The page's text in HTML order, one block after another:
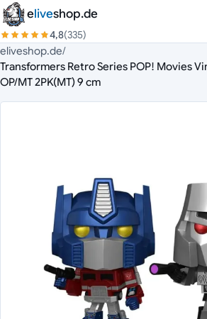
Zum Inhalt springen
eliveshop.de
4,8(335)
eliveshop.de/
Transformers Retro Series POP! Movies
OP/MT 2PK(MT) 9 cm